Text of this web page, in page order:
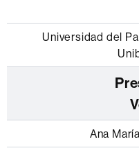
Universidad del
Ana